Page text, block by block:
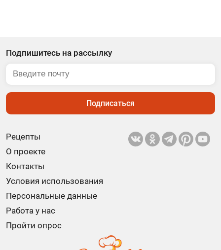
Рецепты
О проекте
Контакты
Условия использования
Персональные данные
Работа у нас
Пройти опрос
Подпишитесь на рассылку
Подписаться